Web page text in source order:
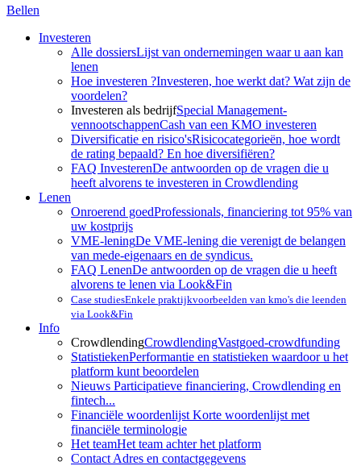
Bellen
Investeren
Alle dossiersLijst van ondernemingen waar u aan kan
lenen
Hoe investeren ?Investeren, hoe werkt dat? Wat zijn de
voordelen?
Investeren als bedrijfSpecial Management-
vennootschappenCash van een KMO investeren
Diversificatie en risico'sRisicocategorieën, hoe wordt
de rating bepaald? En hoe diversifiëren?
FAQ InvesterenDe antwoorden op de vragen die u
heeft alvorens te investeren in Crowdlending
Lenen
Onroerend goedProfessionals, financiering tot 95% van
uw kostprijs
VME-leningDe VME-lening die verenigt de belangen
van mede-eigenaars en de syndicus.
FAQ LenenDe antwoorden op de vragen die u heeft
alvorens te lenen via Look&Fin
Case studiesEnkele praktijkvoorbeelden van kmo's die leenden
via Look&Fin
Info
CrowdlendingCrowdlendingVastgoed-crowdfunding
StatistiekenPerformantie en statistieken waardoor u het
platform kunt beoordelen
Nieuws Participatieve financiering, Crowdlending en
fintech...
Financiële woordenlijst Korte woordenlijst met
financiële terminologie
Het teamHet team achter het platform
Contact Adres en contactgegevens